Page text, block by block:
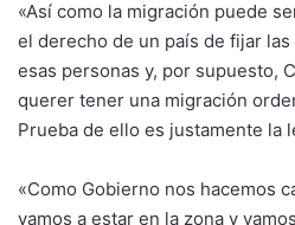
«Así como la migración puede
el derecho de un país de fijar
esas personas y, por supuesto,
querer tener una migración
Prueba de ello es justamente la
«Como Gobierno nos hacemos
vamos a estar en la zona y